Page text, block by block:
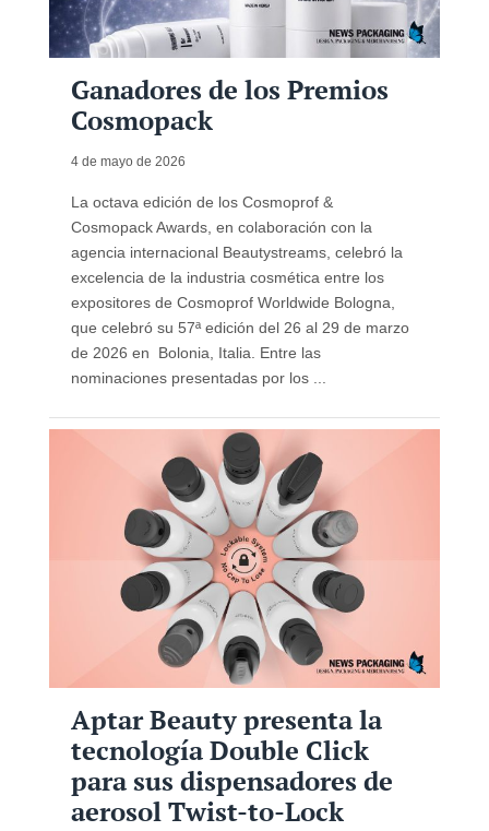
Ganadores de los Premios
Cosmopack
4 de mayo de 2026
La octava edición de los Cosmoprof &
Cosmopack Awards, en colaboración con la
agencia internacional Beautystreams, celebró la
excelencia de la industria cosmética entre los
expositores de Cosmoprof Worldwide Bologna,
que celebró su 57ª edición del 26 al 29 de marzo
de 2026 en Bolonia, Italia. Entre las
nominaciones presentadas por los ...
Aptar Beauty presenta la
tecnología Double Click
para sus dispensadores de
aerosol Twist-to-Lock